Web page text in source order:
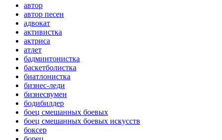
автор
автор песен
адвокат
активистка
актриса
атлет
бадминтонистка
баскетболистка
биатлонистка
бизнес-леди
бизнесвумен
бодибилдер
боец смешанных боевых
боец смешанных боевых искусств
боксер